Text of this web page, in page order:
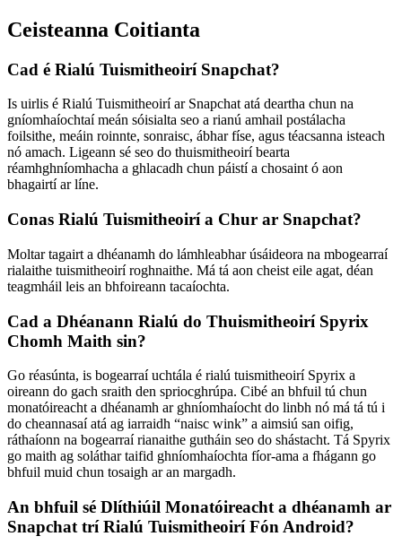
Ceisteanna Coitianta
Cad é Rialú Tuismitheoirí Snapchat?
Is uirlis é Rialú Tuismitheoirí ar Snapchat atá deartha chun na
gníomhaíochtaí meán sóisialta seo a rianú amhail postálacha
foilsithe, meáin roinnte, sonraisc, ábhar físe, agus téacsanna isteach
nó amach. Ligeann sé seo do thuismitheoirí bearta
réamhghníomhacha a ghlacadh chun páistí a chosaint ó aon
bhagairtí ar líne.
Conas Rialú Tuismitheoirí a Chur ar Snapchat?
Moltar tagairt a dhéanamh do lámhleabhar úsáideora na mbogearraí
rialaithe tuismitheoirí roghnaithe. Má tá aon cheist eile agat, déan
teagmháil leis an bhfoireann tacaíochta.
Cad a Dhéanann Rialú do Thuismitheoirí Spyrix
Chomh Maith sin?
Go réasúnta, is bogearraí uchtála é rialú tuismitheoirí Spyrix a
oireann do gach sraith den spriocghrúpa. Cibé an bhfuil tú chun
monatóireacht a dhéanamh ar ghníomhaíocht do linbh nó má tá tú i
do cheannasaí atá ag iarraidh “naisc wink” a aimsiú san oifig,
ráthaíonn na bogearraí rianaithe gutháin seo do shástacht. Tá Spyrix
go maith ag soláthar taifid ghníomhaíochta fíor-ama a fhágann go
bhfuil muid chun tosaigh ar an margadh.
An bhfuil sé Dlíthiúil Monatóireacht a dhéanamh ar
Snapchat trí Rialú Tuismitheoirí Fón Android?